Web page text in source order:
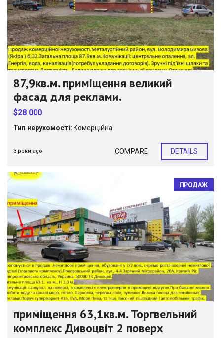
87,9кв.м. приміщення великий
фасад для реклами.
$28 000
Тип нерухомості: Комерційна
3 роки ago COMPARE DETAILS
ПРОДАЖ
приміщення 63,1кв.м. Торгвельний
комплекс Дивоцвіт 2 поверх